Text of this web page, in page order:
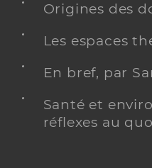
Origines des
Les espaces
En bref, par
Santé et
réflexes au